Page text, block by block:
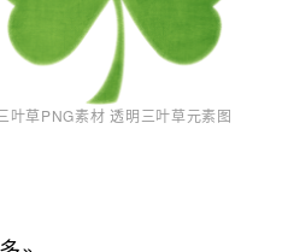
叶草PNG素材 透明三叶草元素图